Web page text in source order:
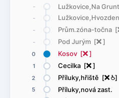
-
Lužkovice,Na
-
- Prům.zóna-točna [
- Pod Jurým [ë]
0 Kosov [ë]
1 Cecilka [ë]
2 Příluky,hřiště [ë@]
5 Příluky,nová zast.